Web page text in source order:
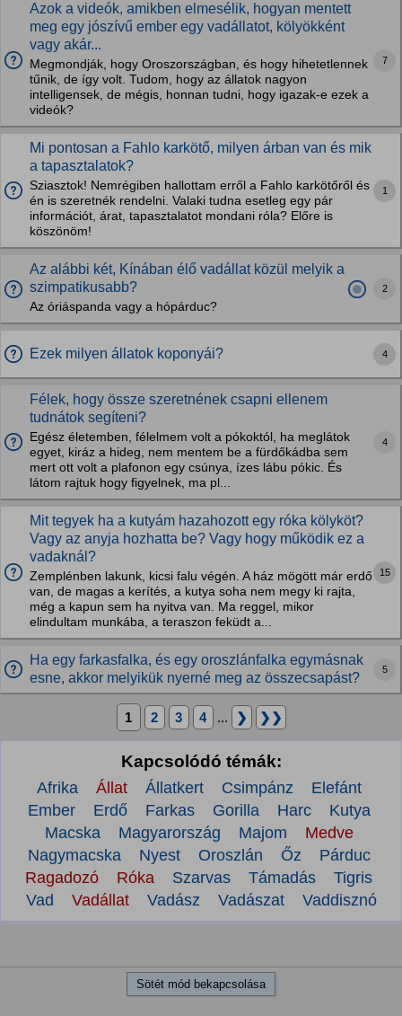
Azok a videók, amikben elmesélik, hogyan mentett
meg egy jószívű ember egy vadállatot, kölyökként
vagy akár...
Megmondják, hogy Oroszországban, és hogy hihetetlennek
tűnik, de így volt. Tudom, hogy az állatok nagyon
intelligensek, de mégis, honnan tudni, hogy igazak-e ezek a
videók?
7
Mi pontosan a Fahlo karkötő, milyen árban van és mik
a tapasztalatok?
Sziasztok! Nemrégiben hallottam erről a Fahlo karkötőről és
én is szeretnék rendelni. Valaki tudna esetleg egy pár
információt, árat, tapasztalatot mondani róla? Előre is
köszönöm!
1
Az alábbi két, Kínában élő vadállat közül melyik a
szimpatikusabb?
Az óriáspanda vagy a hópárduc?
2
Ezek milyen állatok koponyái? 4
Félek, hogy össze szeretnének csapni ellenem
tudnátok segíteni?
Egész életemben, félelmem volt a pókoktól, ha meglátok
egyet, kiráz a hideg, nem mentem be a fürdőkádba sem
mert ott volt a plafonon egy csúnya, ízes lábu pókic. És
látom rajtuk hogy figyelnek, ma pl...
4
Mit tegyek ha a kutyám hazahozott egy róka kölyköt?
Vagy az anyja hozhatta be? Vagy hogy működik ez a
vadaknál?
Zemplénben lakunk, kicsi falu végén. A ház mögött már erdő
van, de magas a kerítés, a kutya soha nem megy ki rajta,
még a kapun sem ha nyitva van. Ma reggel, mikor
elindultam munkába, a teraszon feküdt a...
15
Ha egy farkasfalka, és egy oroszlánfalka egymásnak
esne, akkor melyikük nyerné meg az összecsapást?
5
1 2 3 4 ... ❯ ❯❯
Kapcsolódó témák:
Afrika Állat Állatkert Csimpánz
Elefánt
Ember
Erdő Farkas Gorilla Harc
Kutya
Macska
Magyarország Majom
Medve
Nagymacska
Nyest Oroszlán Őz
Párduc
Ragadozó
Róka Szarvas Támadás
Tigris
Vad
Vadállat Vadász Vadászat Vaddisznó
Sötét mód bekapcsolása